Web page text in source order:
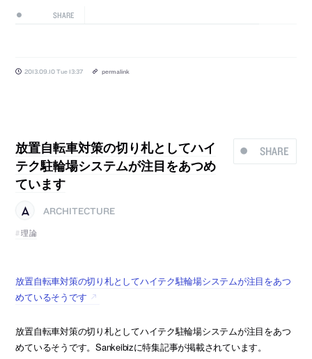
SHARE
2013.09.10 Tue 13:37 permalink
SHARE
放置自転車対策の切り札としてハイ
テク駐輪場システムが注目をあつめ
ています
ARCHITECTURE
理論
放置自転車対策の切り札としてハイテク駐輪場システムが注目をあつ
めているそうです
放置自転車対策の切り札としてハイテク駐輪場システムが注目をあつ
めているそうです。Sankeibizに特集記事が掲載されています。